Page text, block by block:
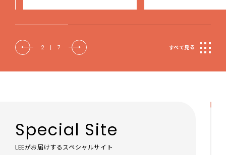
2 | 7 すべて見る
Special Site
LEEがお届けするスペシャルサイト